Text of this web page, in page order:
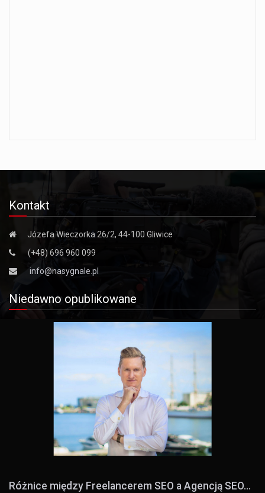
Kontakt
Józefa Wieczorka 26/2, 44-100 Gliwice
(+48) 696 960 099
info@nasygnale.pl
Niedawno opublikowane
Różnice między Freelancerem SEO a Agencją SEO...